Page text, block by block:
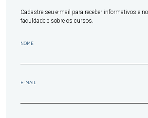
Cadastre seu e-mail para receber informativos e
faculdade e sobre os cursos.
NOME
E-MAIL